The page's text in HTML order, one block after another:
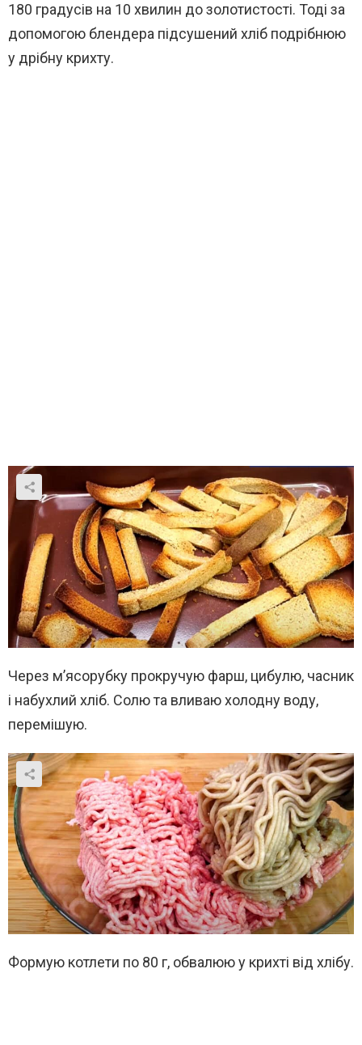
180 градусів на 10 хвилин до золотистості. Тоді за
допомогою блендера підсушений хліб подрібнюю
у дрібну крихту.
Через м’ясорубку прокручую фарш, цибулю, часник
і набухлий хліб. Солю та вливаю холодну воду,
перемішую.
Формую котлети по 80 г, обвалюю у крихті від хлібу.